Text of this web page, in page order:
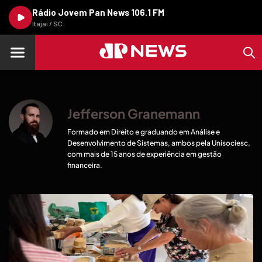
Rádio Jovem Pan News 106.1 FM
Itajaí / SC
Jefferson Granemann
Formado em Direito e graduando em Análise e
Desenvolvimento de Sistemas, ambos pela Unisociesc,
com mais de 15 anos de experiência em gestão
financeira.